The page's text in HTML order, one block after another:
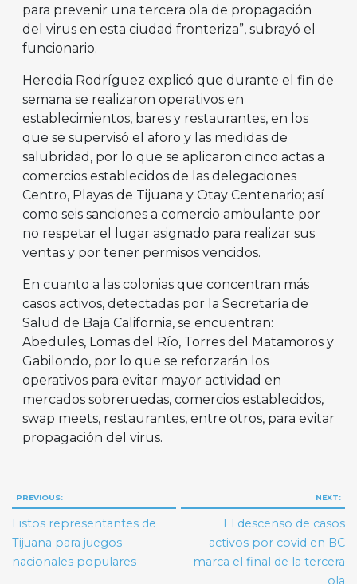
para prevenir una tercera ola de propagación
del virus en esta ciudad fronteriza”, subrayó el
funcionario.
Heredia Rodríguez explicó que durante el fin de
semana se realizaron operativos en
establecimientos, bares y restaurantes, en los
que se supervisó el aforo y las medidas de
salubridad, por lo que se aplicaron cinco actas a
comercios establecidos de las delegaciones
Centro, Playas de Tijuana y Otay Centenario; así
como seis sanciones a comercio ambulante por
no respetar el lugar asignado para realizar sus
ventas y por tener permisos vencidos.
En cuanto a las colonias que concentran más
casos activos, detectadas por la Secretaría de
Salud de Baja California, se encuentran:
Abedules, Lomas del Río, Torres del Matamoros y
Gabilondo, por lo que se reforzarán los
operativos para evitar mayor actividad en
mercados sobreruedas, comercios establecidos,
swap meets, restaurantes, entre otros, para evitar
propagación del virus.
Navegación
de
entradas
PREVIOUS:
Listos representantes de
Tijuana para juegos
nacionales populares
NEXT:
El descenso de casos
activos por covid en BC
marca el final de la tercera